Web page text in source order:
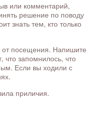
или комментарий,
решение по поводу
знать тем, кто только
от посещения. Напишите
что запомнилось, что
Если вы ходили с
приличия.